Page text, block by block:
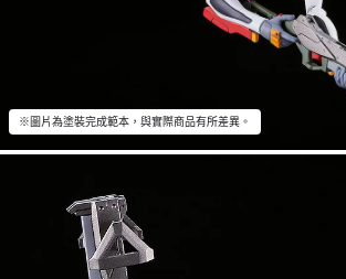
※圖片為塗裝完成範本，與實際商品有所差異。